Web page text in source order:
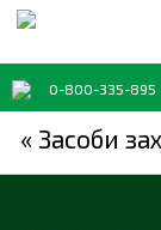
0-800-335-895
« Засоби